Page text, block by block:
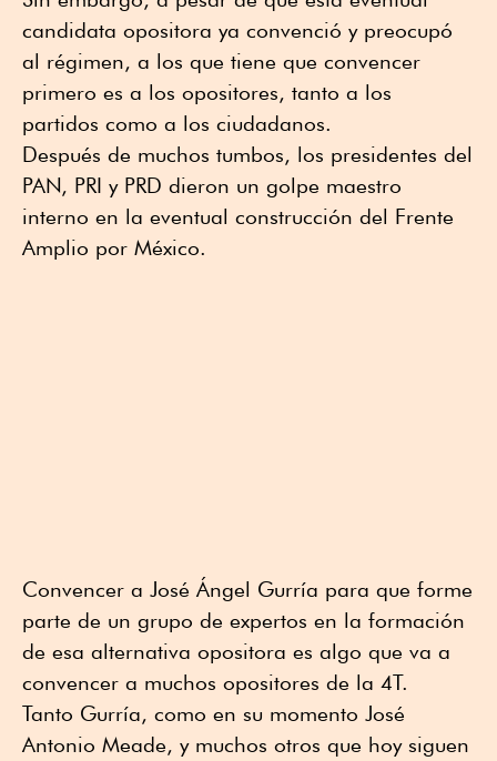
candidata opositora ya convenció y preocupó
al régimen, a los que tiene que convencer
primero es a los opositores, tanto a los
partidos como a los ciudadanos.
Después de muchos tumbos, los presidentes del
PAN, PRI y PRD dieron un golpe maestro
interno en la eventual construcción del Frente
Amplio por México.
Convencer a José Ángel Gurría para que forme
parte de un grupo de expertos en la formación
de esa alternativa opositora es algo que va a
convencer a muchos opositores de la 4T.
Tanto Gurría, como en su momento José
Antonio Meade, y muchos otros que hoy siguen